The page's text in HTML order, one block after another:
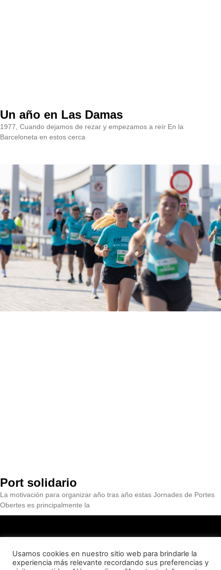
Un año en Las Damas
1977, Cuando dejamos de rezar y empezamos a reír En la
Barceloneta en estos cerca
Port solidario
La motivación para organizar año tras año estas Jornades de Portes
Obertes es principalmente la
Usamos cookies en nuestro sitio web para brindarle la
experiencia más relevante recordando sus preferencias y